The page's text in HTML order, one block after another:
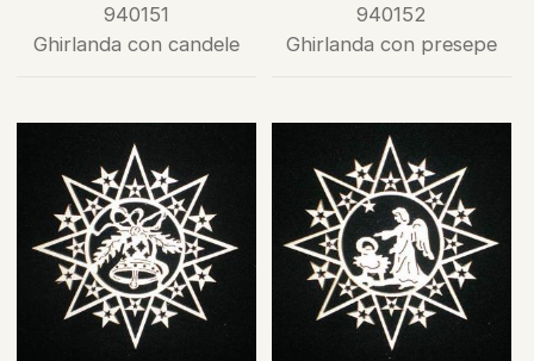
940151
Ghirlanda con candele
940152
Ghirlanda con presepe